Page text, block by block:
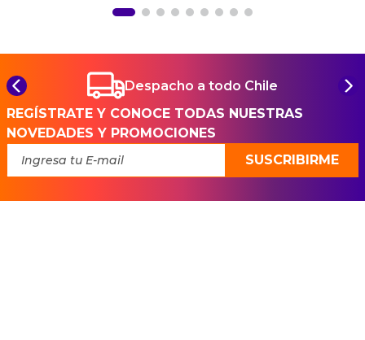
Despacho a todo Chile
REGÍSTRATE Y CONOCE TODAS NUESTRAS
NOVEDADES Y PROMOCIONES
SUSCRIBIRME